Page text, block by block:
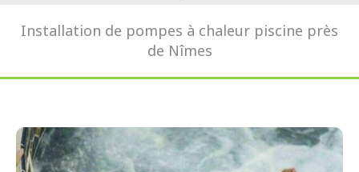
Installation de pompes à chaleur piscine près
de Nîmes